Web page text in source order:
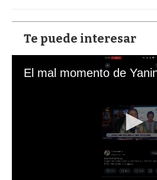
Te puede interesar